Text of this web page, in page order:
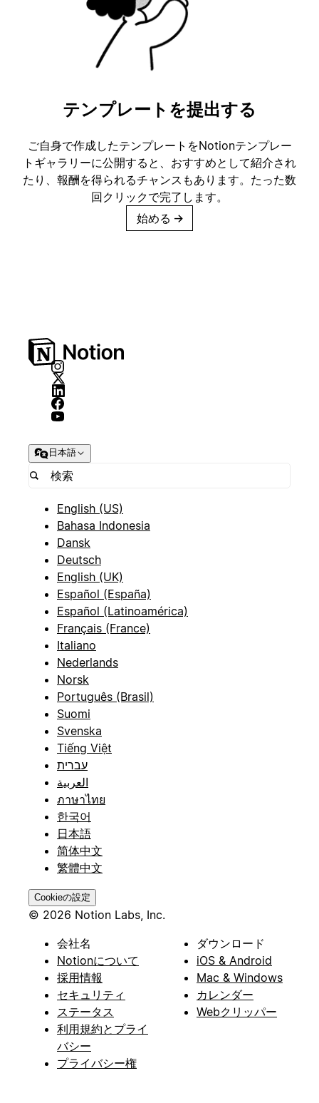
テンプレートを提出する
ご自身で作成したテンプレートをNotionテンプレー
トギャラリーに公開すると、おすすめとして紹介され
たり、報酬を得られるチャンスもあります。たった数
回クリックで完了します。
始める →
日本語
English (US)
Bahasa Indonesia
Dansk
Deutsch
English (UK)
Español (España)
Español (Latinoamérica)
Français (France)
Italiano
Nederlands
Norsk
Português (Brasil)
Suomi
Svenska
Tiếng Việt
עברית
العربية
ภาษาไทย
한국어
日本語
简体中文
繁體中文
Cookieの設定
© 2026 Notion Labs, Inc.
会社名
Notionについて
採用情報
セキュリティ
ステータス
利用規約とプライ
バシー
プライバシー権
ダウンロード
iOS & Android
Mac & Windows
カレンダー
Webクリッパー